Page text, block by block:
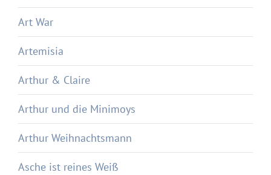
Art War
Artemisia
Arthur & Claire
Arthur und die Minimoys
Arthur Weihnachtsmann
Asche ist reines Weiß